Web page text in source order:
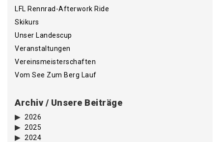
LFL Rennrad-Afterwork Ride
Skikurs
Unser Landescup
Veranstaltungen
Vereinsmeisterschaften
Vom See Zum Berg Lauf
Archiv / Unsere Beiträge
2026
2025
2024